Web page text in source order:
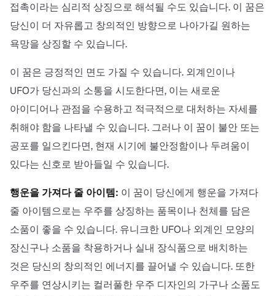
접촉이라는 심리적 상징으로 해석될 수도 있습니다. 이 꿈은
당신이 더 자유롭고 창의적인 방향으로 나아가길 원하는
욕망을 상징할 수 있습니다.
이 꿈은 긍정적인 면도 가질 수 있습니다. 외계인이나
UFO가 당신과의 소통을 시도한다면, 이는 새로운
아이디어나 관점을 수용하고 적극적으로 대처하는 자세를
취해야 함을 나타낼 수 있습니다. 그러나 이 꿈이 불안 또는
공포를 일으킨다면, 현재 시기에 불안정함이나 두려움이
있다는 신호로 받아들일 수 있습니다.
행운을 가져다 줄 아이템: 이 꿈이 당신에게 행운을 가져다
줄 아이템으로는 우주를 상징하는 품목이나 천체를 담은
소품이 좋을 수 있습니다. 유니크한 UFO나 외계인 모양의
장신구나 소품을 착용하거나 실내 장식품으로 배치하는
것은 당신의 창의적인 에너지를 끌어낼 수 있습니다. 또한
우주를 연상시키는 컬러풀한 우주 디자인의 가구나 소품도